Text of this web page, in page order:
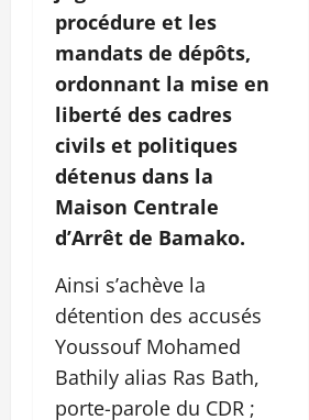
procédure et les
mandats de dépôts,
ordonnant la mise en
liberté des cadres
civils et politiques
détenus dans la
Maison Centrale
d’Arrêt de Bamako.
Ainsi s’achève la
détention des accusés
Youssouf Mohamed
Bathily alias Ras Bath,
porte-parole du CDR ;